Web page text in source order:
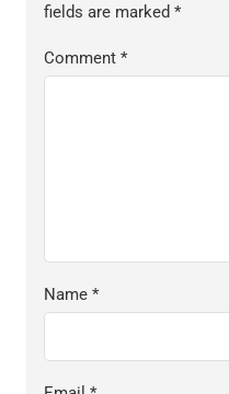
fields are marked *
Comment *
Name *